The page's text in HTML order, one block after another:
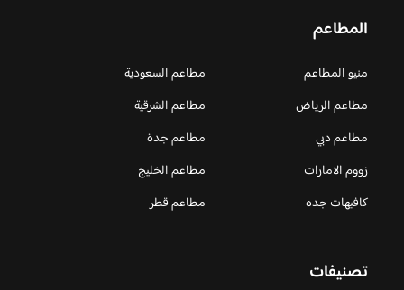
المطاعم
منيو المطاعم
مطاعم السعودية
مطاعم الرياض
مطاعم الشرقية
مطاعم دبي
مطاعم جدة
زووم الامارات
مطاعم الخليج
كافيهات جده
مطاعم قطر
تصنيفات